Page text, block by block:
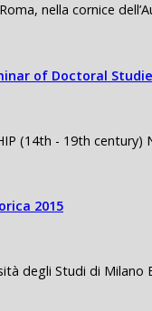
nella cornice
of Doctoral
(14th - 19th
2015
degli Studi di